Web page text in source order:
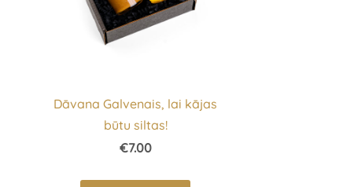
Dāvana Galvenais, lai kājas
būtu siltas!
€7.00